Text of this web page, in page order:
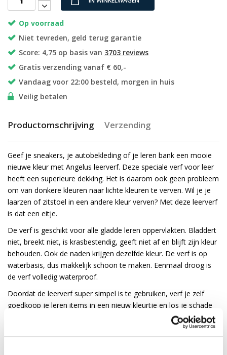
Op voorraad
Niet tevreden, geld terug garantie
Score: 4,75 op basis van 3703 reviews
Gratis verzending vanaf € 60,-
Vandaag voor 22:00 besteld, morgen in huis
Veilig betalen
Productomschrijving
Geef je sneakers, je autobekleding of je leren bank een mooie
nieuwe kleur met Angelus leerverf. Deze speciale verf voor leer
heeft een superieure dekking. Het is daarom ook geen probleem
om van donkere kleuren naar lichte kleuren te verven. Wil je je
laarzen of zitstoel in een andere kleur verven? Met deze leerverf
is dat een eitje.
De verf is geschikt voor alle gladde leren oppervlakten. Bladdert
niet, breekt niet, is krasbestendig, geeft niet af en blijft zijn kleur
behouden. Ook de naden krijgen dezelfde kleur. De verf is op
waterbasis, dus makkelijk schoon te maken. Eenmaal droog is
de verf volledig waterproof.
Doordat de leerverf super simpel is te gebruiken, verf je zelf
goedkoop je leren items in een nieuw kleurtje en los je schade
Gebruiksadvies voor Angelus leerverf:
Verzending